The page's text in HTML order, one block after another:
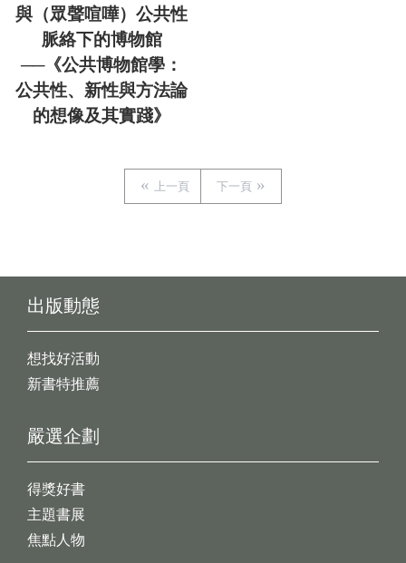
與（眾聲喧嘩）公共性
脈絡下的博物館
──《公共博物館學：
公共性、新性與方法論
的想像及其實踐》
上一頁 下一頁
出版動態
想找好活動
新書特推薦
嚴選企劃
得獎好書
主題書展
焦點人物